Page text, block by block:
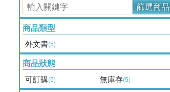
篩選商品
商品類型
外文書(5)
商品狀態
可訂購(5) 無庫存(5)